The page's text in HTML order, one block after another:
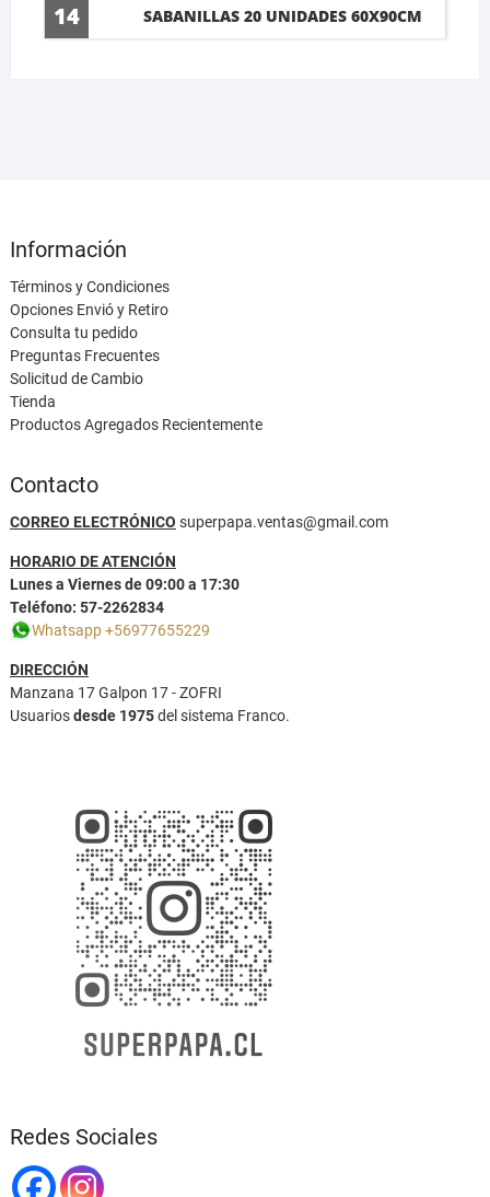
14 SABANILLAS 20 UNIDADES 60X90CM
Información
Términos y Condiciones
Opciones Envió y Retiro
Consulta tu pedido
Preguntas Frecuentes
Solicitud de Cambio
Tienda
Productos Agregados Recientemente
Contacto
CORREO ELECTRÓNICO superpapa.ventas@gmail.com
HORARIO DE ATENCIÓN
Lunes a Viernes de 09:00 a 17:30
Teléfono: 57-2262834
Whatsapp +56977655229
DIRECCIÓN
Manzana 17 Galpon 17 - ZOFRI
Usuariosdesde 1975del sistema Franco.
Redes Sociales